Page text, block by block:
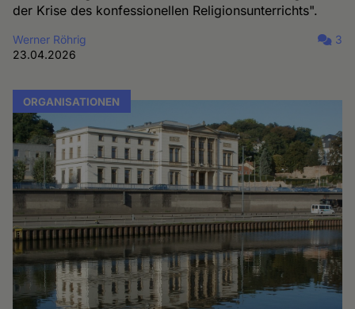
der Krise des konfessionellen Religionsunterrichts".
Werner Röhrig
23.04.2026
3
ORGANISATIONEN